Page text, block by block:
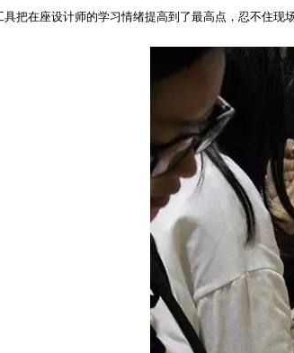
把在座设计师的学习情绪提高到了最高点，忍不住现